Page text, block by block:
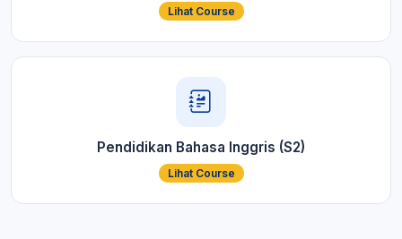
Lihat Course
Pendidikan Bahasa Inggris (S2)
Lihat Course